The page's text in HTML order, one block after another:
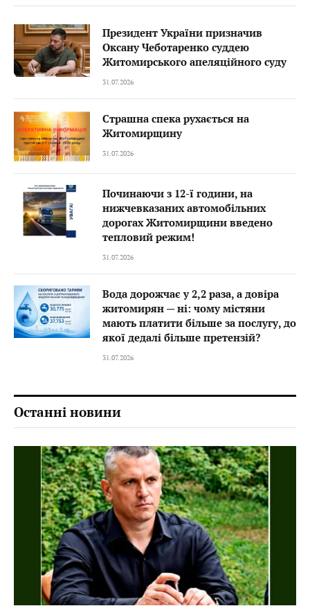
Президент України призначив
Оксану Чеботаренко суддею
Житомирського апеляційного суду
31.07.2026
Страшна спека рухається на
Житомирщину
31.07.2026
Починаючи з 12-ї години, на
нижчевказаних автомобільних
дорогах Житомирщини введено
тепловий режим!
31.07.2026
Вода дорожчає у 2,2 раза, а довіра
житомирян — ні: чому містяни
мають платити більше за послугу, до
якої дедалі більше претензій?
31.07.2026
Останні новини